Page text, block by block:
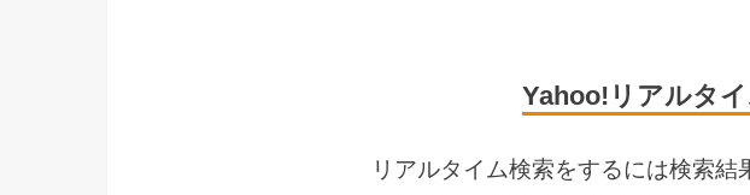
Yahoo!リアルタ
リアルタイム検索をするには検索